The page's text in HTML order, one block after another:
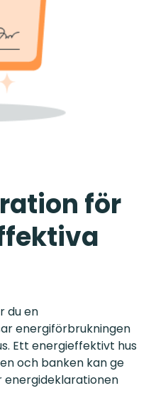
för
du en
energiförbrukningen
Ett energieffektivt hus
och banken kan ge